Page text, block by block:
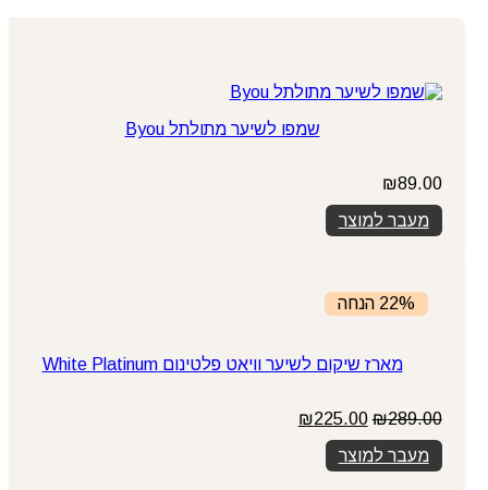
שמפו לשיער מתולתל Byou
₪89.00
מעבר למוצר
22% הנחה
מארז שיקום לשיער וויאט פלטינום White Platinum
₪289.00
המחיר
המקורי
היה:
₪289.00.
₪225.00
מעבר למוצר